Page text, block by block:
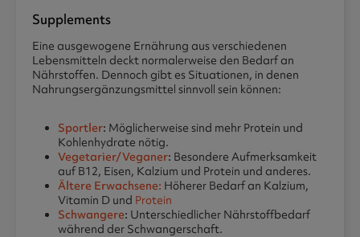
Supplements
Eine ausgewogene Ernährung aus verschiedenen
Lebensmitteln deckt normalerweise den Bedarf an
Nährstoffen. Dennoch gibt es Situationen, in denen
Nahrungsergänzungsmittel sinnvoll sein können:
Sportler: Möglicherweise sind mehr Protein und
Kohlenhydrate nötig.
Vegetarier/Veganer: Besondere Aufmerksamkeit
auf B12, Eisen, Kalzium und Protein und anderes.
Ältere Erwachsene: Höherer Bedarf an Kalzium,
Vitamin D und Protein
Schwangere: Unterschiedlicher Nährstoffbedarf
während der Schwangerschaft.